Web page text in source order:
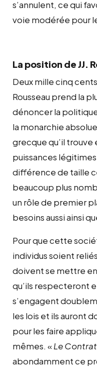
s’annulent, ce qui
voie modérée pour
La position de JJ.
Deux mille cinq
Rousseau prend la
dénoncer la
la monarchie
grecque qu’il trouve
puissances
différence de taille
beaucoup plus
un rôle de premier
besoins aussi ainsi
Pour que cette
individus soient
doivent se mettre
qu’ils respecteront
s’engagent
les lois et ils auront
pour les faire
mêmes. «Le
abondamment ce